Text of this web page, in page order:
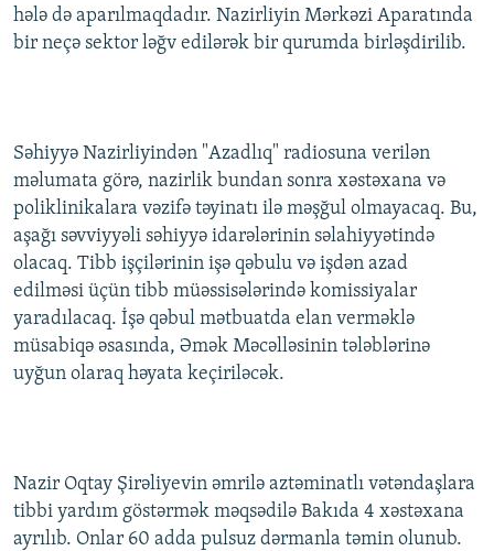
hələ də aparılmaqdadır. Nazirliyin Mərkəzi Aparatında
bir neçə sektor ləğv edilərək bir qurumda birləşdirilib.
Səhiyyə Nazirliyindən "Azadlıq" radiosuna verilən
məlumata görə, nazirlik bundan sonra xəstəxana və
poliklinikalara vəzifə təyinatı ilə məşğul olmayacaq. Bu,
aşağı səvviyyəli səhiyyə idarələrinin səlahiyyətində
olacaq. Tibb işçilərinin işə qəbulu və işdən azad
edilməsi üçün tibb müəssisələrində komissiyalar
yaradılacaq. İşə qəbul mətbuatda elan verməklə
müsabiqə əsasında, Əmək Məcəlləsinin tələblərinə
uyğun olaraq həyata keçiriləcək.
Nazir Oqtay Şirəliyevin əmrilə aztəminatlı vətəndaşlara
tibbi yardım göstərmək məqsədilə Bakıda 4 xəstəxana
ayrılıb. Onlar 60 adda pulsuz dərmanla təmin olunub.